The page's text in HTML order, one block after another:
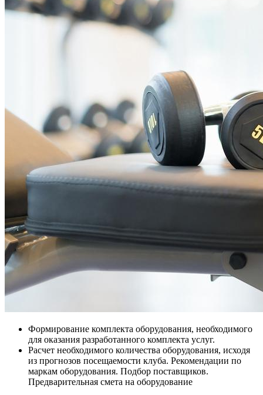
Формирование комплекта оборудования, необходимого
для оказания разработанного комплекта услуг.
Расчет необходимого количества оборудования, исходя
из прогнозов посещаемости клуба. Рекомендации по
маркам оборудования. Подбор поставщиков.
Предварительная смета на оборудование